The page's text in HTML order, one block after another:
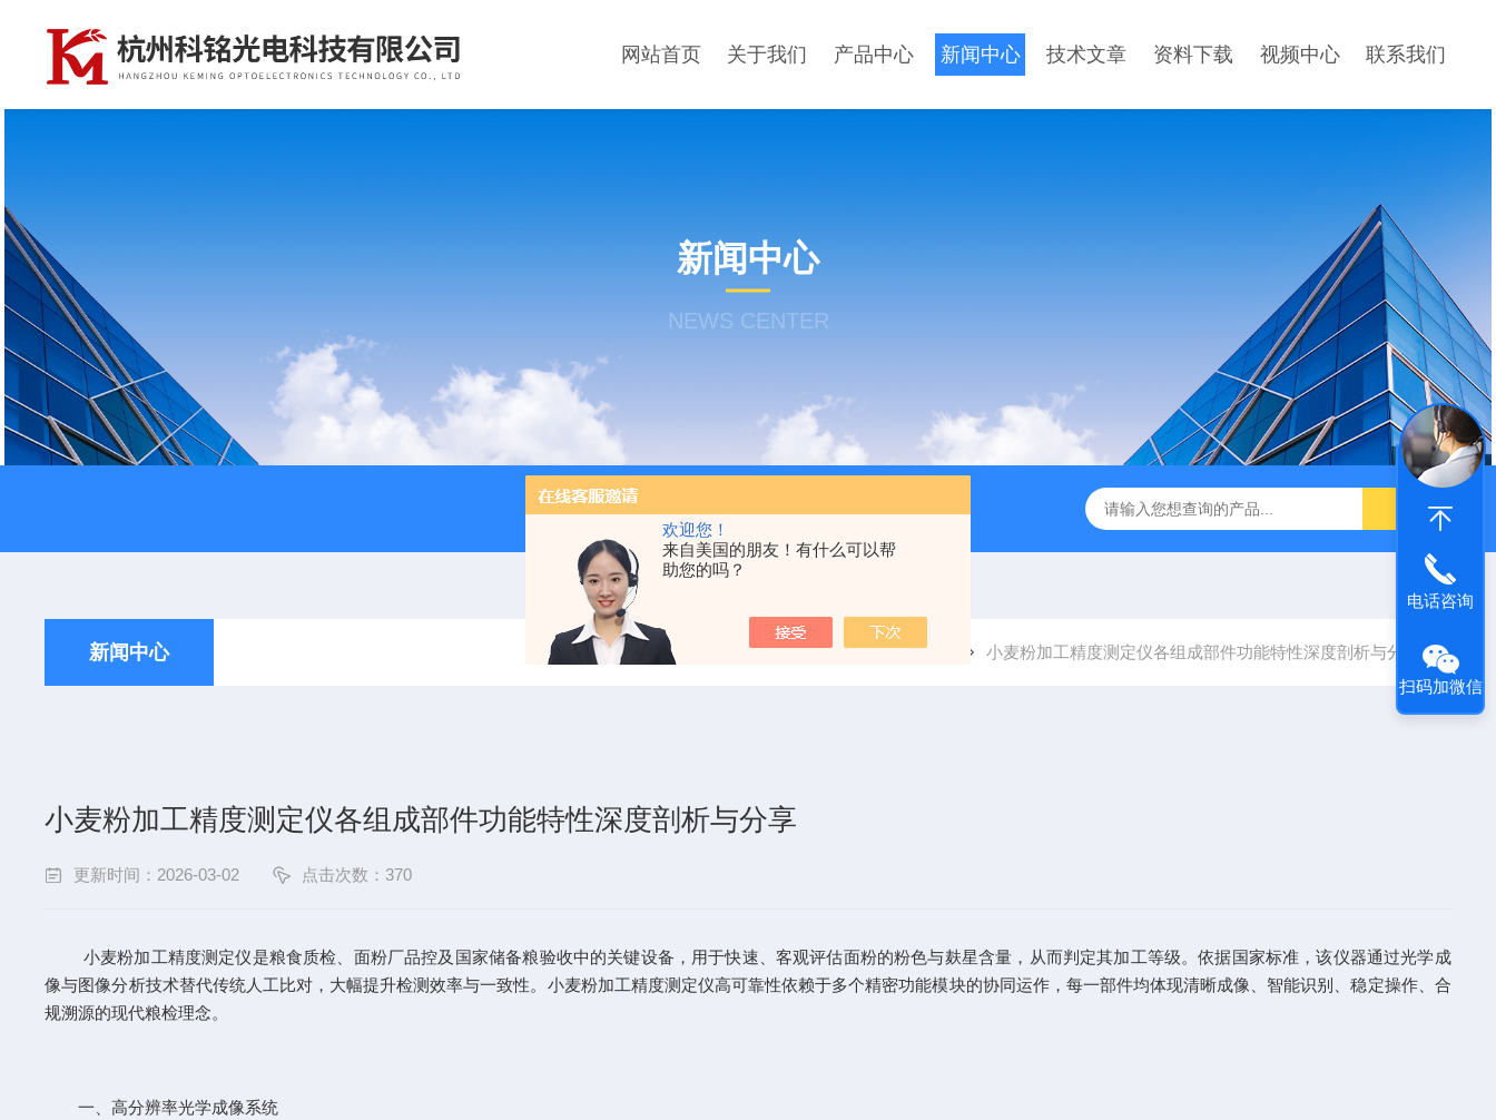
欢迎您！
来自美国的朋友！有什么可以帮
助您的吗？
网站首页 关于我们 产品中心 新闻中心 技术文章 资料下载 视频中心 联系我们
新闻中心
NEWS CENTER
新闻中心 当前位置：首页 新闻中心 小麦粉加工精度测定仪各组成部件功能特性深度剖析与分享
小麦粉加工精度测定仪各组成部件功能特性深度剖析与分享
更新时间：2026-03-02 点击次数：370
小麦粉加工精度测定仪是粮食质检、面粉厂品控及国家储备粮验收中的关键设备，用于快速、客观评估面粉的粉色与麸星含量，从而判定其加工等级。依据国家标准，该仪器通过光学成
像与图像分析技术替代传统人工比对，大幅提升检测效率与一致性。 小麦粉加工精度测定仪高可靠性依赖于多个精密功能模块的协同运作，每一部件均体现清晰成像、智能识别、稳定操作、合
规溯源的现代粮检理念。
一、高分辨率光学成像系统
电话咨询
扫码加微信